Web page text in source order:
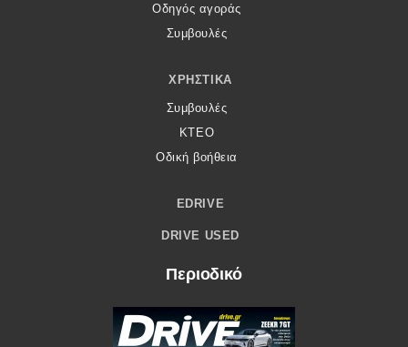
Οδηγός αγοράς
Συμβουλές
ΧΡΗΣΤΙΚΆ
Συμβουλές
ΚΤΕΟ
Οδική βοήθεια
EDRIVE
DRIVE USED
Περιοδικό